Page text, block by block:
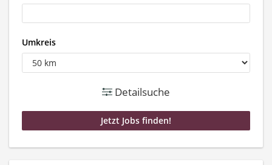
Umkreis
Detailsuche